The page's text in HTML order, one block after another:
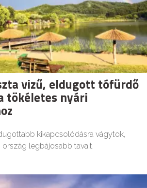
vizű, eldugott tófürdő
tökéletes nyári
kikapcsolódásra vágytok,
legbájosabb tavait.